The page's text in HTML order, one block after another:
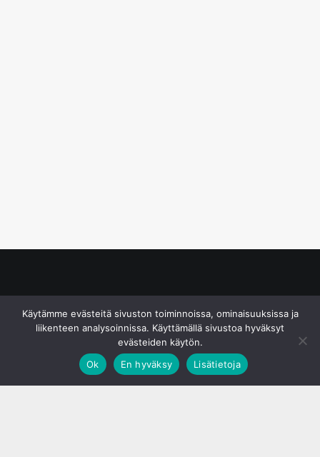
Käytämme evästeitä sivuston toiminnoissa, ominaisuuksissa ja
liikenteen analysoinnissa. Käyttämällä sivustoa hyväksyt
evästeiden käytön.
Ok
En hyväksy Lisätietoja